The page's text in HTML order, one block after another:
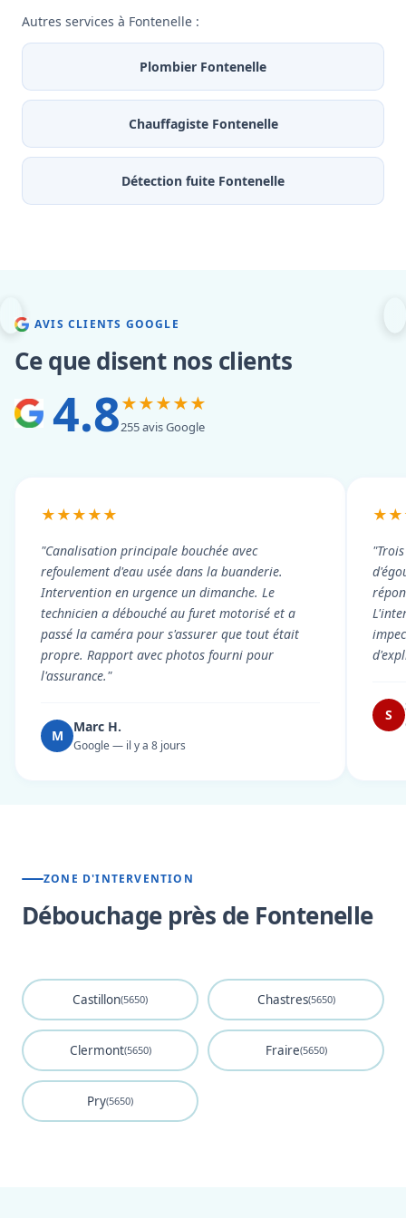
Autres services à Fontenelle :
Plombier Fontenelle
Chauffagiste Fontenelle
Détection fuite Fontenelle
AVIS CLIENTS GOOGLE
Ce que disent nos clients
4.8★★★★★
255 avis Google
★★★★★
"Canalisation principale bouchée avec
refoulement d'eau usée dans la buanderie.
Intervention en urgence un dimanche. Le
technicien a débouché au furet motorisé et a
passé la caméra pour s'assurer que tout était
propre. Rapport avec photos fourni pour
l'assurance."
M
Marc H.
Google — il y a 8 jours
S
ZONE D'INTERVENTION
Débouchage près de Fontenelle
Castillon(5650) Chastres(5650)
Clermont(5650) Fraire(5650)
Pry(5650)